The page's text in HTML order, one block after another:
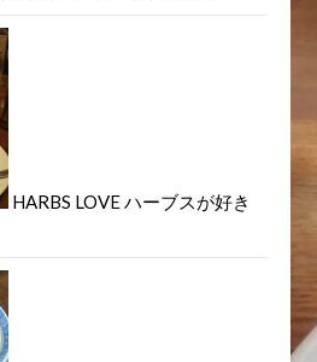
HARBS LOVE ハーブスが好き